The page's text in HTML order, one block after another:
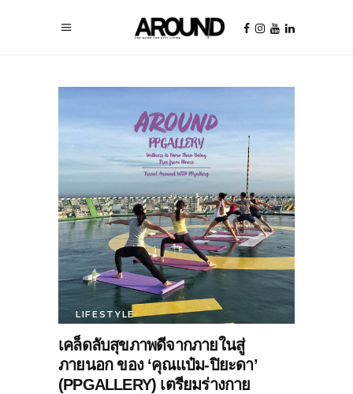
LIFESTYLE
เคล็ดลับสุขภาพดีจากภายในสู่
ภายนอก ของ ‘คุณแป๋ม-ปิยะดา’
(PPGALLERY) เตรียมร่างกาย